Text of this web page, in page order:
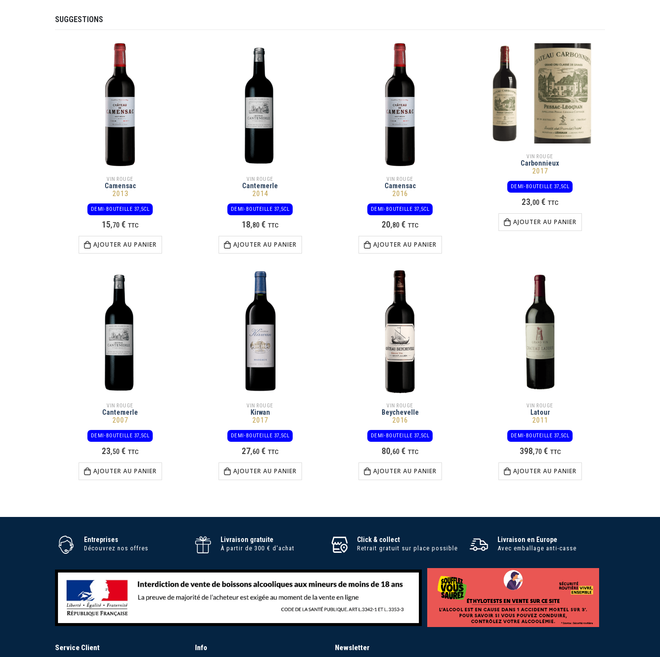
SUGGESTIONS
VIN ROUGE
Camensac
2013
DEMI-BOUTEILLE 37,5CL
15,70 € TTC
AJOUTER AU PANIER
VIN ROUGE
Cantemerle
2014
DEMI-BOUTEILLE 37,5CL
18,80 € TTC
AJOUTER AU PANIER
VIN ROUGE
Camensac
2016
DEMI-BOUTEILLE 37,5CL
20,80 € TTC
AJOUTER AU PANIER
VIN ROUGE
Carbonnieux
2017
DEMI-BOUTEILLE 37,5CL
23,00 € TTC
AJOUTER AU PANIER
VIN ROUGE
Cantemerle
2007
DEMI-BOUTEILLE 37,5CL
23,50 € TTC
AJOUTER AU PANIER
VIN ROUGE
Kirwan
2017
DEMI-BOUTEILLE 37,5CL
27,60 € TTC
AJOUTER AU PANIER
VIN ROUGE
Beychevelle
2016
DEMI-BOUTEILLE 37,5CL
80,60 € TTC
AJOUTER AU PANIER
VIN ROUGE
Latour
2011
DEMI-BOUTEILLE 37,5CL
398,70 € TTC
AJOUTER AU PANIER
Entreprises
Découvrez nos offres
Livraison gratuite
À partir de 300 € d'achat
Click & collect
Retrait gratuit sur place possible
Livraison en Europe
Avec emballage anti-casse
Service Client Info Newsletter